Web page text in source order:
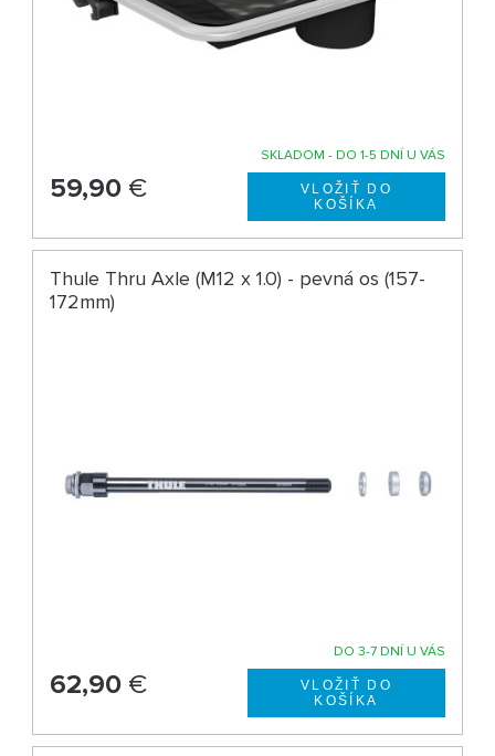
SKLADOM - DO 1-5 DNÍ U VÁS
59,90 €
Thule Thru Axle (M12 x 1.0) - pevná os (157-
172mm)
DO 3-7 DNÍ U VÁS
62,90 €